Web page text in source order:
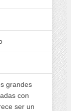
grandes
con
ser un